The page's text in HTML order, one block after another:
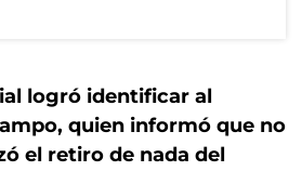
logró identificar al
quien informó que no
el retiro de nada del